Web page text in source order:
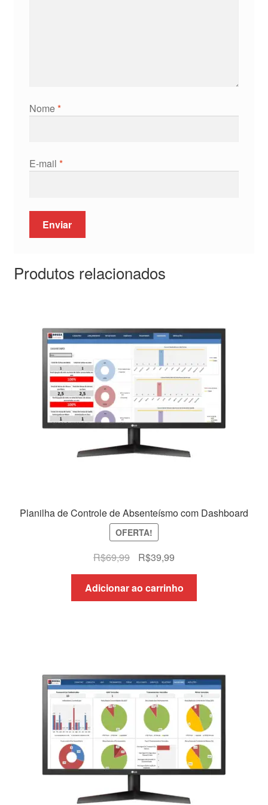
Nome*
E-mail *
Produtos relacionados
Planilha de Controle de Absenteísmo com Dashboard
OFERTA!
R$69,99
O
preço
original
era:
R$39,99O
preço
atual
é:
Adicionar ao carrinho